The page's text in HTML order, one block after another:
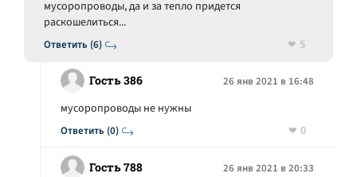
Ответить (6)
мусоропроводы, да и за тепло придется
раскошелиться...
5
Гость 386 26 янв 2021 в 16:48
Ответить (0)
мусоропроводы не нужны
0
Гость 788 26 янв 2021 в 20:33